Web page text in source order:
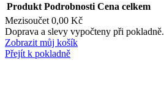
Produkty
v
Produkt Podrobnosti Cena celkem
Mezisoučet 0,00 Kč
Doprava a slevy vypočteny při pokladně.
Zobrazit můj košík
Přejít k pokladně